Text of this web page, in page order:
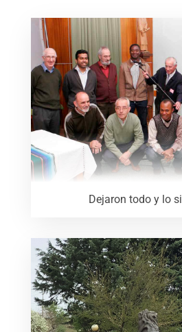
Dejaron todo y lo